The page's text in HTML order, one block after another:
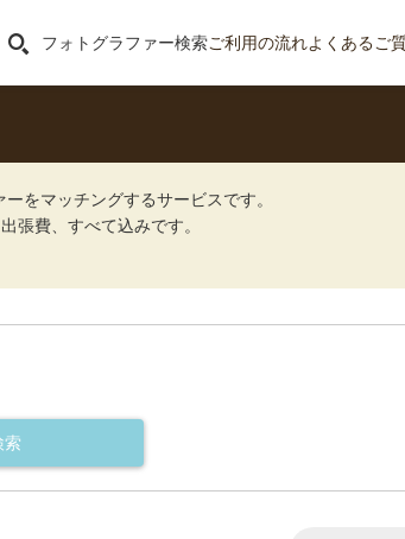
フォトグラファー検索ご利用の流れよくあるご
をマッチングするサービスです。
張費、すべて込みです。
索